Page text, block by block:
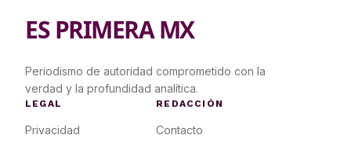
ES PRIMERA MX
Periodismo de autoridad comprometido con la
verdad y la profundidad analítica.
LEGAL
Privacidad
REDACCIÓN
Contacto